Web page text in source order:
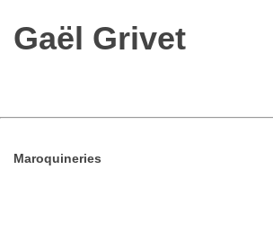
Gaël Grivet
Maroquineries